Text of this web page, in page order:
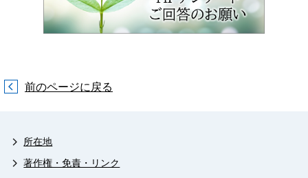
前のページに戻る
所在地
著作権・免責・リンク